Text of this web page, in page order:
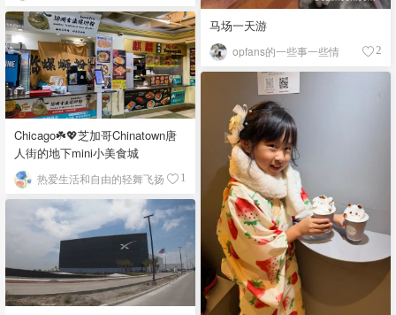
马场一天游
opfans的一些事一些情 2
Chicago☘️💖芝加哥Chinatown唐
人街的地下mini小美食城
热爱生活和自由的轻舞飞扬 1